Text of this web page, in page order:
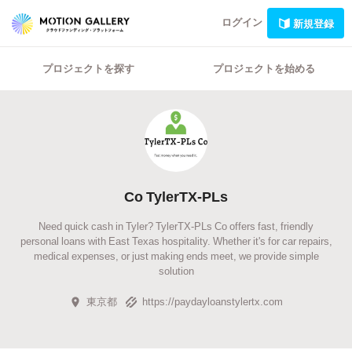
ログイン 新規登録
プロジェクトを探す プロジェクトを始める
Co TylerTX-PLs
Need quick cash in Tyler? TylerTX-PLs Co offers fast, friendly
personal loans with East Texas hospitality. Whether it's for car repairs,
medical expenses, or just making ends meet, we provide simple
solution
東京都 https://paydayloanstylertx.com